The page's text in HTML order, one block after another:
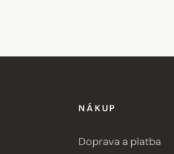
NÁKUP
Doprava a platba